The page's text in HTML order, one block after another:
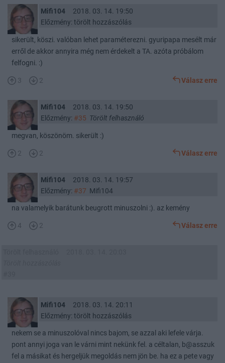
Mifi104
2018. 03. 14. 19:50
Előzmény: törölt hozzászólás
sikerült, köszi. valóban lehet paraméterezni. gyuripapa mesélt már
erről de akkor annyira még nem érdekelt a TA. azóta próbálom
felfogni. :)
3 2 Válasz erre
Mifi104
2018. 03. 14. 19:50
Előzmény: #35 Törölt felhasználó
megvan, köszönöm. sikerült :)
2 2 Válasz erre
Mifi104
2018. 03. 14. 19:57
Előzmény: #37 Mifi104
na valamelyik barátunk beugrott minuszolni :). az kemény
4 2 Válasz erre
Mifi104
2018. 03. 14. 20:11
Előzmény: törölt hozzászólás
nekem se a minuszolóval nincs bajom, se azzal aki lefele várja.
pont annyi joga van le várni mint nekünk fel. a céltalan, b@asszuk
fel a másikat és hergeljük megoldás nem jön be. ha ez a pete vagy